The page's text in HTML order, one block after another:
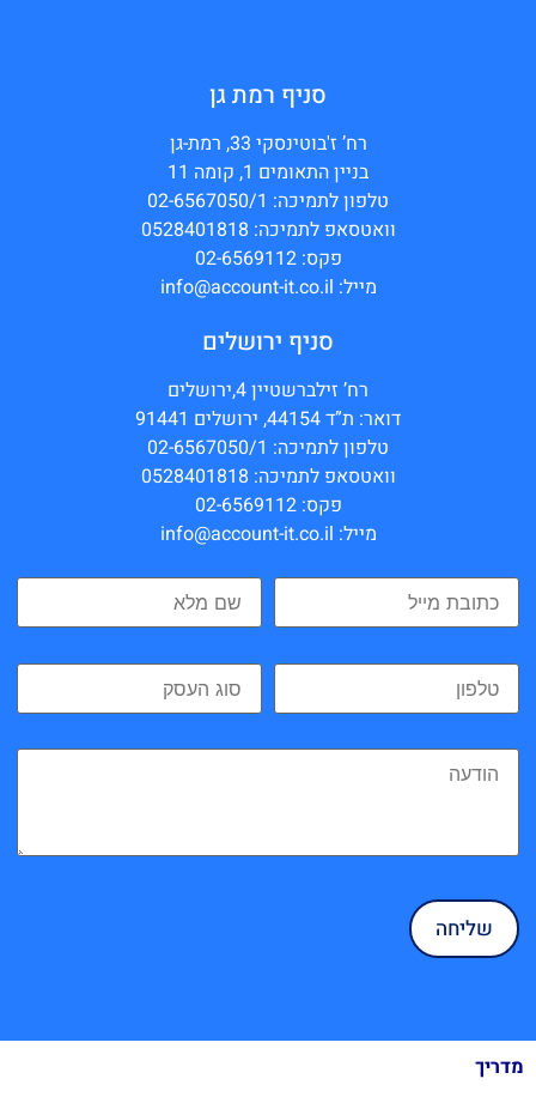
סניף רמת גן
רח’ ז'בוטינסקי 33, רמת-גן
בניין התאומים 1, קומה 11
טלפון לתמיכה: 02-6567050/1
וואטסאפ לתמיכה: 0528401818
פקס: 02-6569112
מייל: info@account-it.co.il
סניף ירושלים
רח’ זילברשטיין 4,ירושלים
דואר: ת”ד 44154, ירושלים 91441
טלפון לתמיכה: 02-6567050/1
וואטסאפ לתמיכה: 0528401818
פקס: 02-6569112
מייל: info@account-it.co.il
מדריך